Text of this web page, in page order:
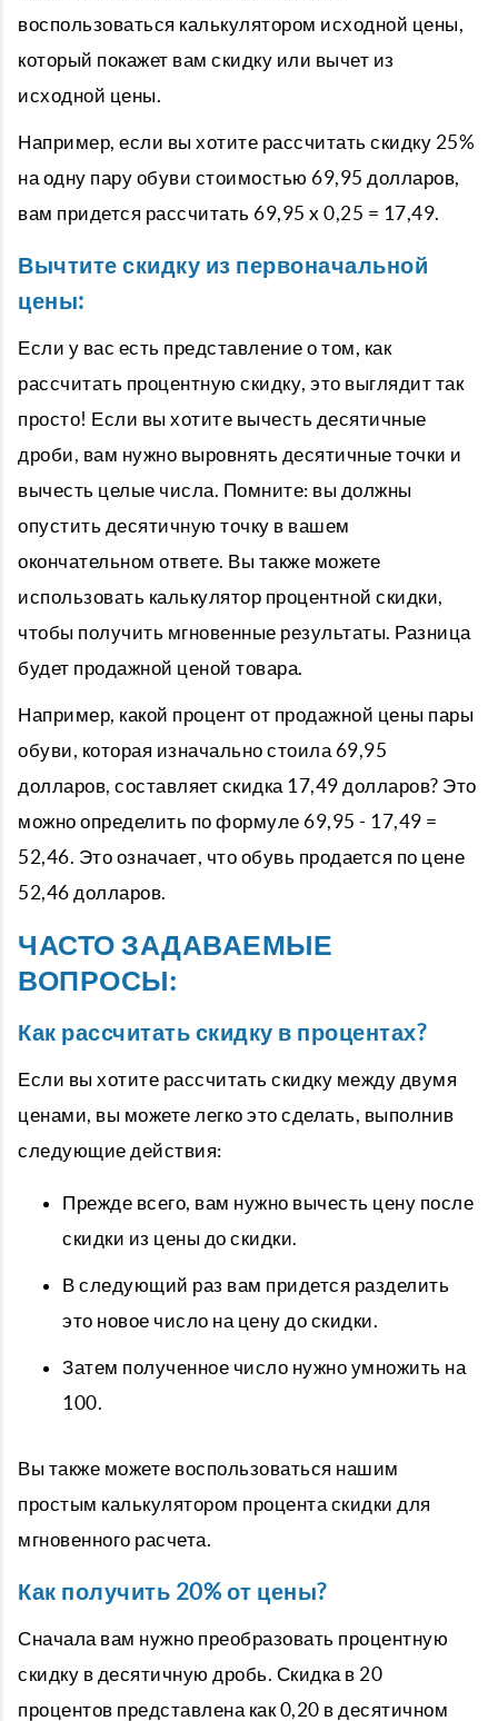
воспользоваться калькулятором исходной цены,
который покажет вам скидку или вычет из
исходной цены.
Например, если вы хотите рассчитать скидку 25%
на одну пару обуви стоимостью 69,95 долларов,
вам придется рассчитать 69,95 x 0,25 = 17,49.
Вычтите скидку из первоначальной
цены:
Если у вас есть представление о том, как
рассчитать процентную скидку, это выглядит так
просто! Если вы хотите вычесть десятичные
дроби, вам нужно выровнять десятичные точки и
вычесть целые числа. Помните: вы должны
опустить десятичную точку в вашем
окончательном ответе. Вы также можете
использовать калькулятор процентной скидки,
чтобы получить мгновенные результаты. Разница
будет продажной ценой товара.
Например, какой процент от продажной цены пары
обуви, которая изначально стоила 69,95
долларов, составляет скидка 17,49 долларов? Это
можно определить по формуле 69,95 - 17,49 =
52,46. Это означает, что обувь продается по цене
52,46 долларов.
ЧАСТО ЗАДАВАЕМЫЕ
ВОПРОСЫ:
Как рассчитать скидку в процентах?
Если вы хотите рассчитать скидку между двумя
ценами, вы можете легко это сделать, выполнив
следующие действия:
Прежде всего, вам нужно вычесть цену после
скидки из цены до скидки.
В следующий раз вам придется разделить
это новое число на цену до скидки.
Затем полученное число нужно умножить на
100.
Вы также можете воспользоваться нашим
простым калькулятором процента скидки для
мгновенного расчета.
Как получить 20% от цены?
Сначала вам нужно преобразовать процентную
скидку в десятичную дробь. Скидка в 20
процентов представлена ​​как 0,20 в десятичном